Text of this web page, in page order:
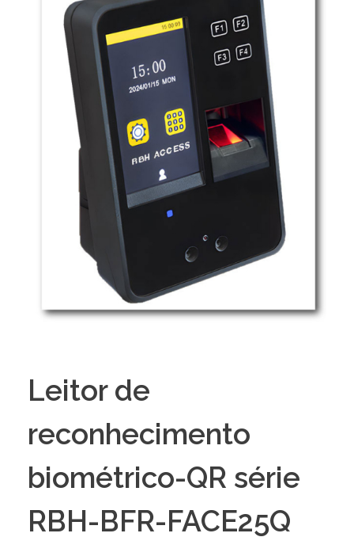
Leitor de
reconhecimento
biométrico-QR série
RBH-BFR-FACE25Q